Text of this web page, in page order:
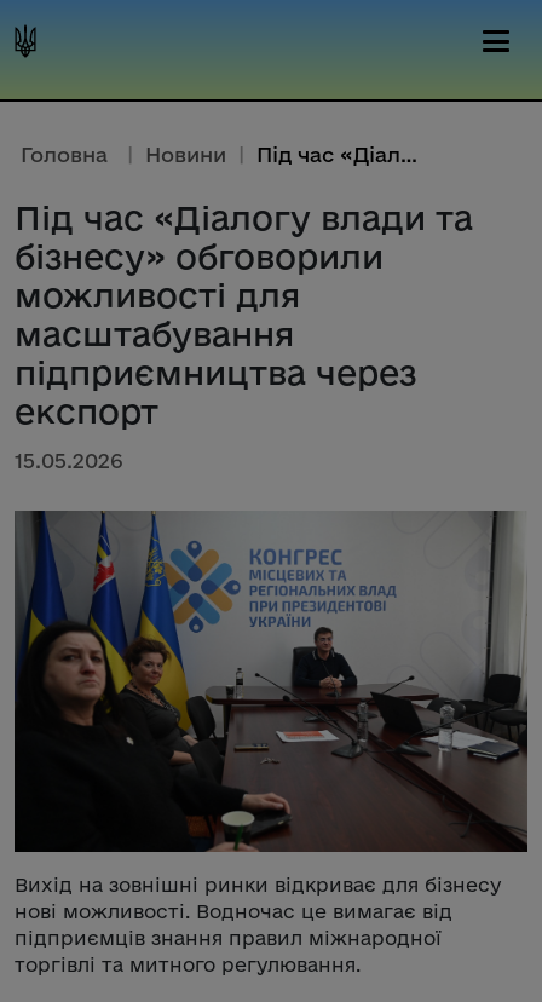
Головна | Новини | Під час «Діалогу влади та бізн...
Під час «Діалогу влади та
бізнесу» обговорили
можливості для
масштабування
підприємництва через
експорт
15.05.2026
Вихід на зовнішні ринки відкриває для бізнесу
нові можливості. Водночас це вимагає від
підприємців знання правил міжнародної
торгівлі та митного регулювання.